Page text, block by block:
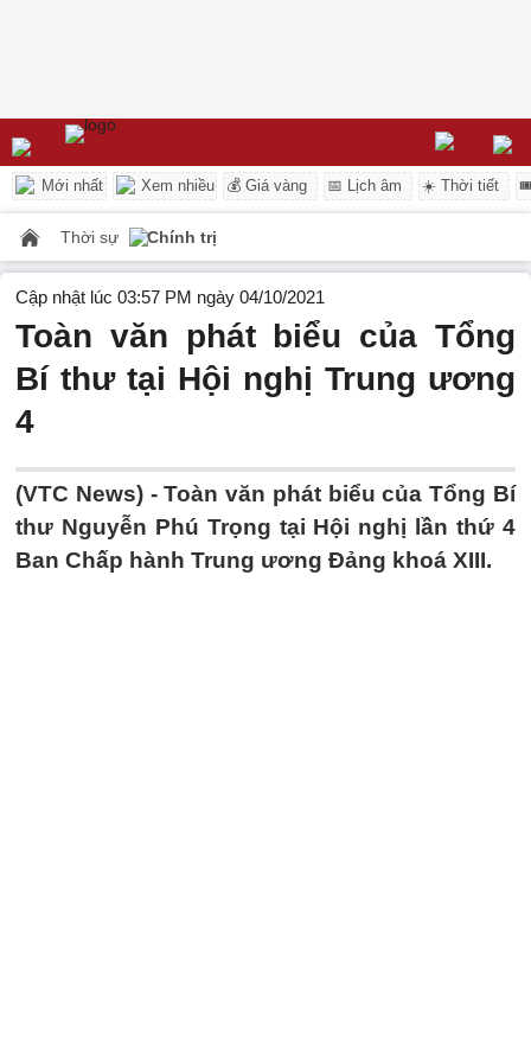
Mới nhất Xem nhiều 💰 Giá vàng 📅 Lịch âm ☀️ Thời tiết
Thời sự Chính trị
Cập nhật lúc 03:57 PM ngày 04/10/2021
Toàn văn phát biểu của Tổng
Bí thư tại Hội nghị Trung ương
4
(VTC News) -Toàn văn phát biểu của Tổng Bí
thư Nguyễn Phú Trọng tại Hội nghị lần thứ 4
Ban Chấp hành Trung ương Đảng khoá XIII.